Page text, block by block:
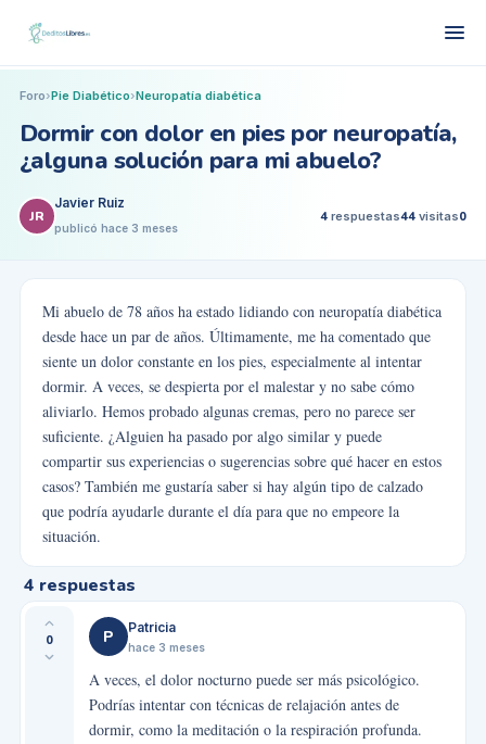
Foro›Pie Diabético›Neuropatía diabética
Dormir con dolor en pies por neuropatía,
¿alguna solución para mi abuelo?
JR
Javier Ruiz
publicó hace 3 meses
4 respuestas44 visitas0
Mi abuelo de 78 años ha estado lidiando con neuropatía diabética
desde hace un par de años. Últimamente, me ha comentado que
siente un dolor constante en los pies, especialmente al intentar
dormir. A veces, se despierta por el malestar y no sabe cómo
aliviarlo. Hemos probado algunas cremas, pero no parece ser
suficiente. ¿Alguien ha pasado por algo similar y puede
compartir sus experiencias o sugerencias sobre qué hacer en estos
casos? También me gustaría saber si hay algún tipo de calzado
que podría ayudarle durante el día para que no empeore la
situación.
4 respuestas
0 P Patricia
hace 3 meses
A veces, el dolor nocturno puede ser más psicológico.
Podrías intentar con técnicas de relajación antes de
dormir, como la meditación o la respiración profunda.